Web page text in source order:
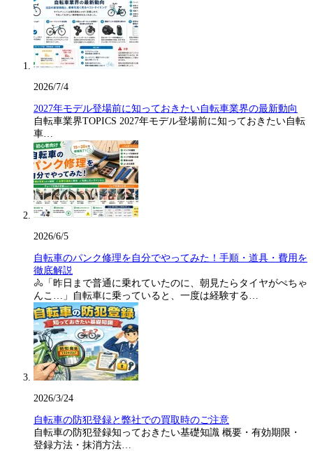
2026/7/4
2027年モデル登場前に知っておきたい自転車業界の最新動向
自転車業界TOPICS 2027年モデル登場前に知っておきたい自転
車…
2026/6/5
自転車のパンク修理を自分でやってみた！手順・道具・費用を
徹底解説
🚴「昨日まで普通に乗れていたのに、朝見たらタイヤがぺちゃ
んこ…」自転車に乗っていると、一度は経験する…
2026/3/24
自転車の防犯登録と弊社での買取時のご注意
自転車の防犯登録知っておきたい基礎知識 概要・有効期限・
登録方法・抹消方法…